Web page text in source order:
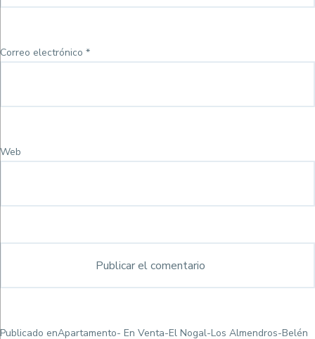
Correo electrónico *
Web
Navegación
Publicado enApartamento- En Venta-El Nogal-Los Almendros-Belén